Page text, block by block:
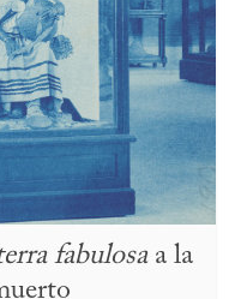
fabulosaa la